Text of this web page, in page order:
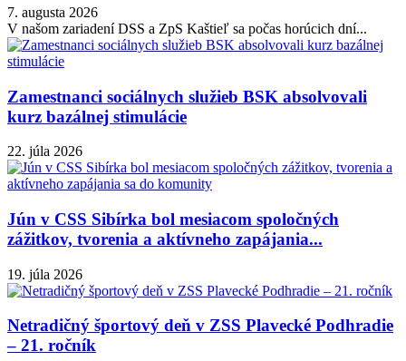
7. augusta 2026
V našom zariadení DSS a ZpS Kaštieľ sa počas horúcich dní...
Zamestnanci sociálnych služieb BSK absolvovali
kurz bazálnej stimulácie
22. júla 2026
Jún v CSS Sibírka bol mesiacom spoločných
zážitkov, tvorenia a aktívneho zapájania...
19. júla 2026
Netradičný športový deň v ZSS Plavecké Podhradie
– 21. ročník